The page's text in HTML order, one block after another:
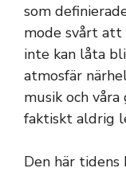
som
mode svårt
inte kan låta
atmosfär
musik och
faktiskt aldrig
Den här tidens